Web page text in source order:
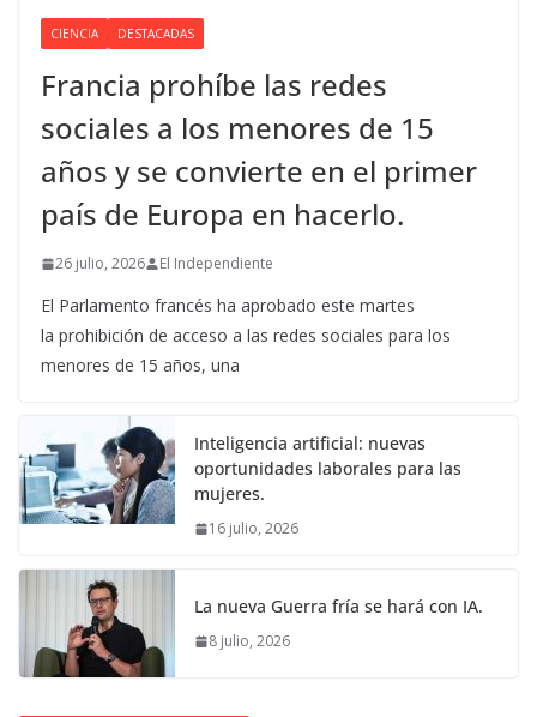
CIENCIA DESTACADAS
Francia prohíbe las redes
sociales a los menores de 15
años y se convierte en el primer
país de Europa en hacerlo.
26 julio, 2026 El Independiente
El Parlamento francés ha aprobado este martes
la prohibición de acceso a las redes sociales para los
menores de 15 años, una
Inteligencia artificial: nuevas
oportunidades laborales para las
mujeres.
16 julio, 2026
La nueva Guerra fría se hará con IA.
8 julio, 2026